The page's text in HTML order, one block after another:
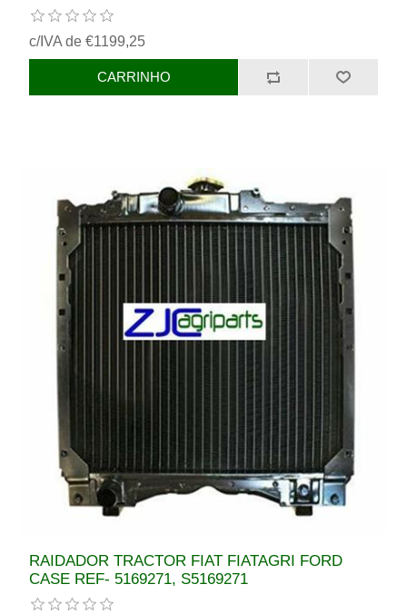
c/IVA de €1199,25
RAIDADOR TRACTOR FIAT FIATAGRI FORD
CASE REF- 5169271, S5169271